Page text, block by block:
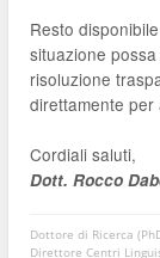
Resto
situazione
risoluzione
direttamente
Cordiali saluti,
Dott. Rocco
Dottore di Ricerca
Direttore Centri